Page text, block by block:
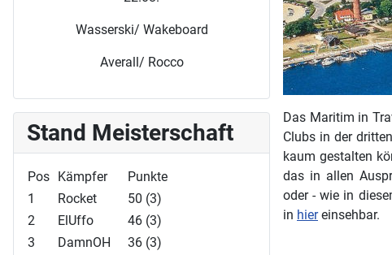
Wasserski/ Wakeboard
Averall/ Rocco
Stand Meisterschaft
Pos Kämpfer
Punkte
1
Rocket
50 (3)
2
ElUffo
46 (3)
3
DamnOH
36 (3)
Das Maritim in
Clubs in der
kaum gestalten
das in allen
oder - wie in
in hiereinsehbar.